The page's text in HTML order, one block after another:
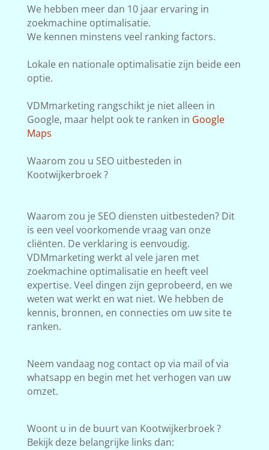
We hebben meer dan 10 jaar ervaring in
zoekmachine optimalisatie.
We kennen minstens veel ranking factors.
Lokale en nationale optimalisatie zijn beide een
optie.
VDMmarketing rangschikt je niet alleen in
Google, maar helpt ook te ranken in Google
Maps
Waarom zou u SEO uitbesteden in
Kootwijkerbroek ?
Waarom zou je SEO diensten uitbesteden? Dit
is een veel voorkomende vraag van onze
cliënten. De verklaring is eenvoudig.
VDMmarketing werkt al vele jaren met
zoekmachine optimalisatie en heeft veel
expertise. Veel dingen zijn geprobeerd, en we
weten wat werkt en wat niet. We hebben de
kennis, bronnen, en connecties om uw site te
ranken.
Neem vandaag nog contact op via mail of via
whatsapp en begin met het verhogen van uw
omzet.
Woont u in de buurt van Kootwijkerbroek ?
Bekijk deze belangrijke links dan: